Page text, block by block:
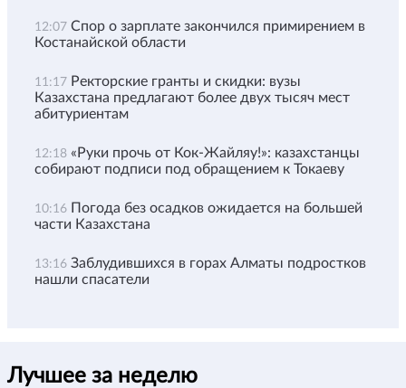
12:07 Спор о зарплате закончился примирением в
Костанайской области
11:17 Ректорские гранты и скидки: вузы
Казахстана предлагают более двух тысяч мест
абитуриентам
12:18 «Руки прочь от Кок-Жайляу!»: казахстанцы
собирают подписи под обращением к Токаеву
10:16 Погода без осадков ожидается на большей
части Казахстана
13:16 Заблудившихся в горах Алматы подростков
нашли спасатели
Лучшее за неделю